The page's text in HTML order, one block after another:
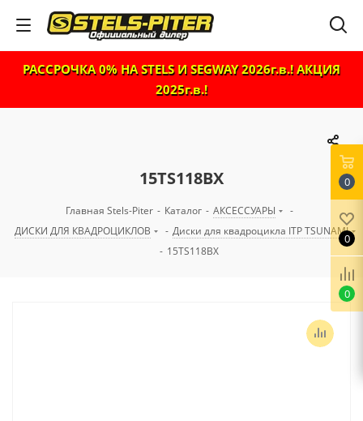
РАССРОЧКА 0% НА STELS И SEGWAY 2026г.в.! АКЦИЯ
2025г.в.!
15TS118BX
Главная Stels-Piter - Каталог - АКСЕССУАРЫ
-
ДИСКИ ДЛЯ КВАДРОЦИКЛОВ
- Диски для квадроцикла ITP TSUNAMI
- 15TS118BX
0
0
0